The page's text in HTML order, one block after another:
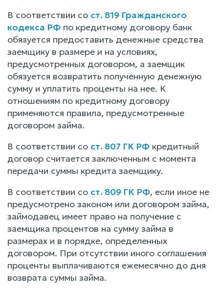
В соответствии со ст. 819 Гражданского
кодекса РФ по кредитному договору банк
обязуется предоставить денежные средства
заемщику в размере и на условиях,
предусмотренных договором, а заемщик
обязуется возвратить полученную денежную
сумму и уплатить проценты на нее. К
отношениям по кредитному договору
применяются правила, предусмотренные
договором займа.
В соответствии со ст. 807 ГК РФ кредитный
договор считается заключенным с момента
передачи суммы кредита заемщику.
В соответствии со ст. 809 ГК РФ, если иное не
предусмотрено законом или договором займа,
займодавец имеет право на получение с
заемщика процентов на сумму займа в
размерах и в порядке, определенных
договором. При отсутствии иного соглашения
проценты выплачиваются ежемесячно до дня
возврата суммы займа.